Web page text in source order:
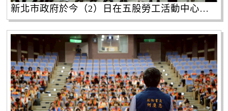
新北市政府於今（2）日在五股勞工活動中心，啟動115年度首場替代役備役役男實施EMT-1（初級救護技術員）繼續教育演訓召集。